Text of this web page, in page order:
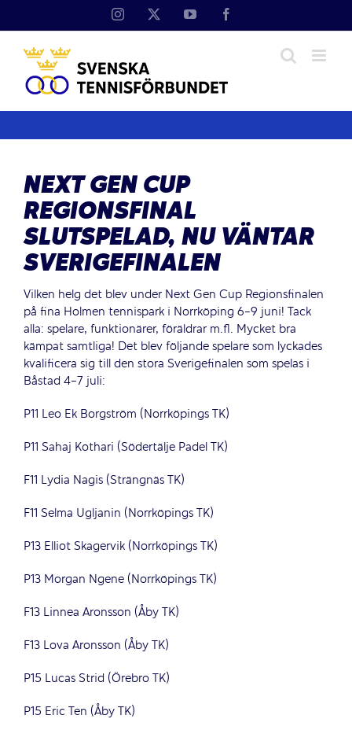
Instagram YouTube
NEXT GEN CUP
REGIONSFINAL
SLUTSPELAD, NU VÄNTAR
SVERIGEFINALEN
Vilken helg det blev under Next Gen Cup Regionsfinalen
på fina Holmen tennispark i Norrköping 6-9 juni! Tack
alla: spelare, funktionärer, föräldrar m.fl. Mycket bra
kämpat samtliga! Det blev följande spelare som lyckades
kvalificera sig till den stora Sverigefinalen som spelas i
Båstad 4-7 juli:
P11 Leo Ek Borgström (Norrköpings TK)
P11 Sahaj Kothari (Södertälje Padel TK)
F11 Lydia Nagis (Strängnäs TK)
F11 Selma Ugljanin (Norrköpings TK)
P13 Elliot Skagervik (Norrköpings TK)
P13 Morgan Ngene (Norrköpings TK)
F13 Linnea Aronsson (Åby TK)
F13 Lova Aronsson (Åby TK)
P15 Lucas Strid (Örebro TK)
P15 Eric Ten (Åby TK)